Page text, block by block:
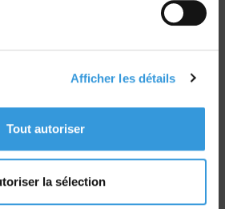
Afficher les détails
Tout autoriser
la sélection